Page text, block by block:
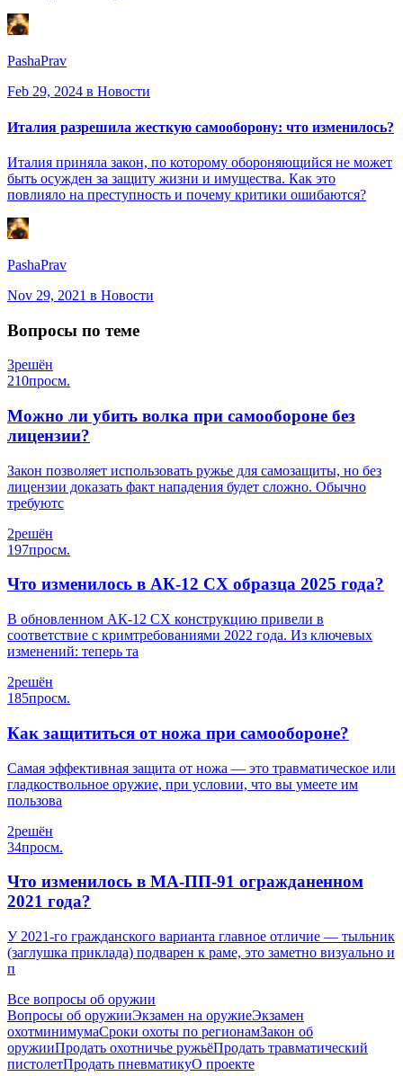
PashaPrav
Feb 29, 2024 в Новости
Италия разрешила жесткую самооборону: что изменилось?
Италия приняла закон, по которому обороняющийся не может
быть осужден за защиту жизни и имущества. Как это
повлияло на преступность и почему критики ошибаются?
PashaPrav
Nov 29, 2021 в Новости
Вопросы по теме
3решён
210просм.
Можно ли убить волка при самообороне без
лицензии?
Закон позволяет использовать ружье для самозащиты, но без
лицензии доказать факт нападения будет сложно. Обычно
требуютс
2решён
197просм.
Что изменилось в АК-12 СХ образца 2025 года?
В обновленном АК-12 СХ конструкцию привели в
соответствие с кримтребованиями 2022 года. Из ключевых
изменений: теперь та
2решён
185просм.
Как защититься от ножа при самообороне?
Самая эффективная защита от ножа — это травматическое или
гладкоствольное оружие, при условии, что вы умеете им
пользова
2решён
34просм.
Что изменилось в МА-ПП-91 огражданенном
2021 года?
У 2021‑го гражданского варианта главное отличие — тыльник
(заглушка приклада) подварен к раме, это заметно визуально и
п
Все вопросы об оружии
Вопросы об оружииЭкзамен на оружиеЭкзамен
охотминимумаСроки охоты по регионамЗакон об
оружииПродать охотничье ружьёПродать травматический
пистолетПродать пневматикуО проекте